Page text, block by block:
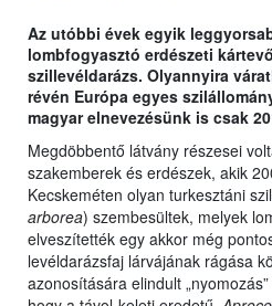
Az utóbbi évek egyik
lombfogyasztó erdészeti
szillevéldarázs. Olyannyira
révén Európa egyes
magyar elnevezésünk is csak
Megdöbbentő látvány részesei
szakemberek és erdészek, akik
Kecskeméten olyan turkesztáni
arborea) szembesültek, melyek
elveszítették egy akkor még
levéldarázsfaj lárvájának rágása
azonosítására elindult